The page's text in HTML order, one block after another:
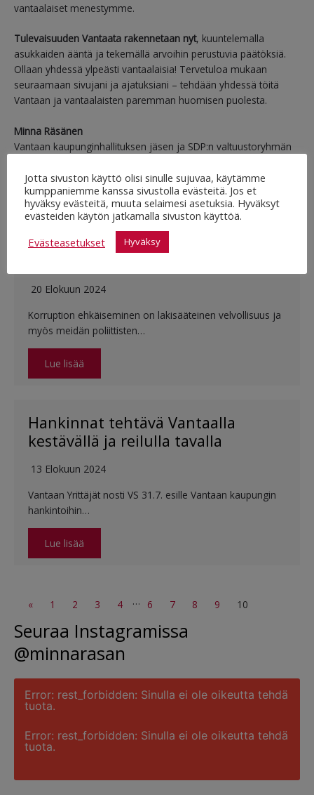
vantaalaiset menestymme.
Tulevaisuuden Vantaata rakennetaan nyt, kuuntelemalla
asukkaiden ääntä ja tekemällä arvoihin perustuvia päätöksiä.
Ollaan yhdessä ylpeästi vantaalaisia! Tervetuloa mukaan
seuraamaan sivujani ja ajatuksiani – tehdään yhdessä töitä
Vantaan ja vantaalaisten paremman huomisen puolesta.
Minna Räsänen
Vantaan kaupunginhallituksen jäsen ja SDP:n valtuustoryhmän
Blogi
20 Elokuun 2024
Korruption ehkäiseminen on lakisääteinen velvollisuus ja
myös meidän poliittisten…
Lue lisää
Hankinnat tehtävä Vantaalla
kestävällä ja reilulla tavalla
13 Elokuun 2024
Vantaan Yrittäjät nosti VS 31.7. esille Vantaan kaupungin
hankintoihin…
Lue lisää
« 1 2 3 4 … 6 7 8 9 10
Seuraa Instagramissa
@minnarasan
Error: rest_forbidden: Sinulla ei ole oikeutta tehdä
tuota.
Error: rest_forbidden: Sinulla ei ole oikeutta tehdä
tuota.
Jotta sivuston käyttö olisi sinulle sujuvaa, käytämme
kumppaniemme kanssa sivustolla evästeitä. Jos et
hyväksy evästeitä, muuta selaimesi asetuksia. Hyväksyt
evästeiden käytön jatkamalla sivuston käyttöä.
Evästeasetukset
Hyväksy